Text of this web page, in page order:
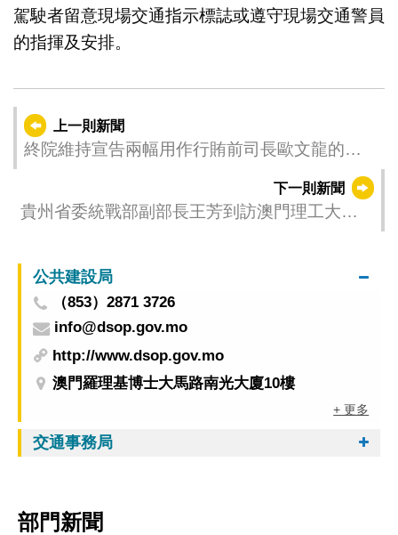
駕駛者留意現場交通指示標誌或遵守現場交通警員
的指揮及安排。
上一則新聞
終院維持宣告兩幅用作行賄前司長歐文龍的土
下一則新聞
貴州省委統戰部副部長王芳到訪澳門理工大學
公共建設局
（853）2871 3726
info@dsop.gov.mo
http://www.dsop.gov.mo
澳門羅理基博士大馬路南光大廈10樓
+ 更多
交通事務局
部門新聞